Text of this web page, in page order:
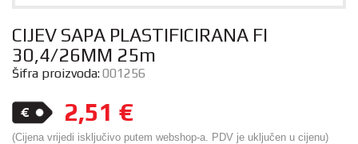
CIJEV SAPA PLASTIFICIRANA FI
30,4/26MM 25m
Šifra proizvoda:001256
2,51 €
(Cijena vrijedi isključivo putem webshop-a. PDV je uključen u cijenu)